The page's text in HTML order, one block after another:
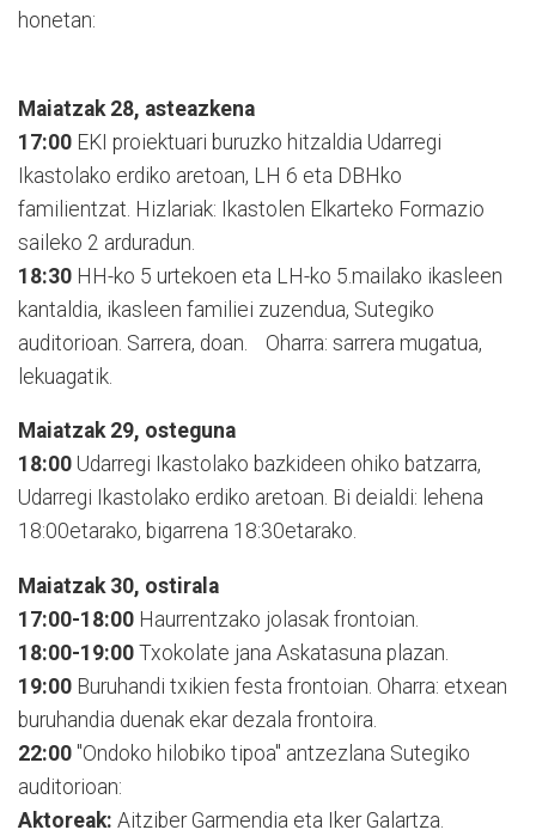
honetan:
Maiatzak 28, asteazkena
17:00 EKI proiektuari buruzko hitzaldia Udarregi
Ikastolako erdiko aretoan, LH 6 eta DBHko
familientzat. Hizlariak: Ikastolen Elkarteko Formazio
saileko 2 arduradun.
18:30 HH-ko 5 urtekoen eta LH-ko 5.mailako ikasleen
kantaldia, ikasleen familiei zuzendua, Sutegiko
auditorioan. Sarrera, doan. Oharra: sarrera mugatua,
lekuagatik.
Maiatzak 29, osteguna
18:00 Udarregi Ikastolako bazkideen ohiko batzarra,
Udarregi Ikastolako erdiko aretoan. Bi deialdi: lehena
18:00etarako, bigarrena 18:30etarako.
Maiatzak 30, ostirala
17:00-18:00 Haurrentzako jolasak frontoian.
18:00-19:00 Txokolate jana Askatasuna plazan.
19:00 Buruhandi txikien festa frontoian. Oharra: etxean
buruhandia duenak ekar dezala frontoira.
22:00 "Ondoko hilobiko tipoa" antzezlana Sutegiko
auditorioan:
Aktoreak: Aitziber Garmendia eta Iker Galartza.